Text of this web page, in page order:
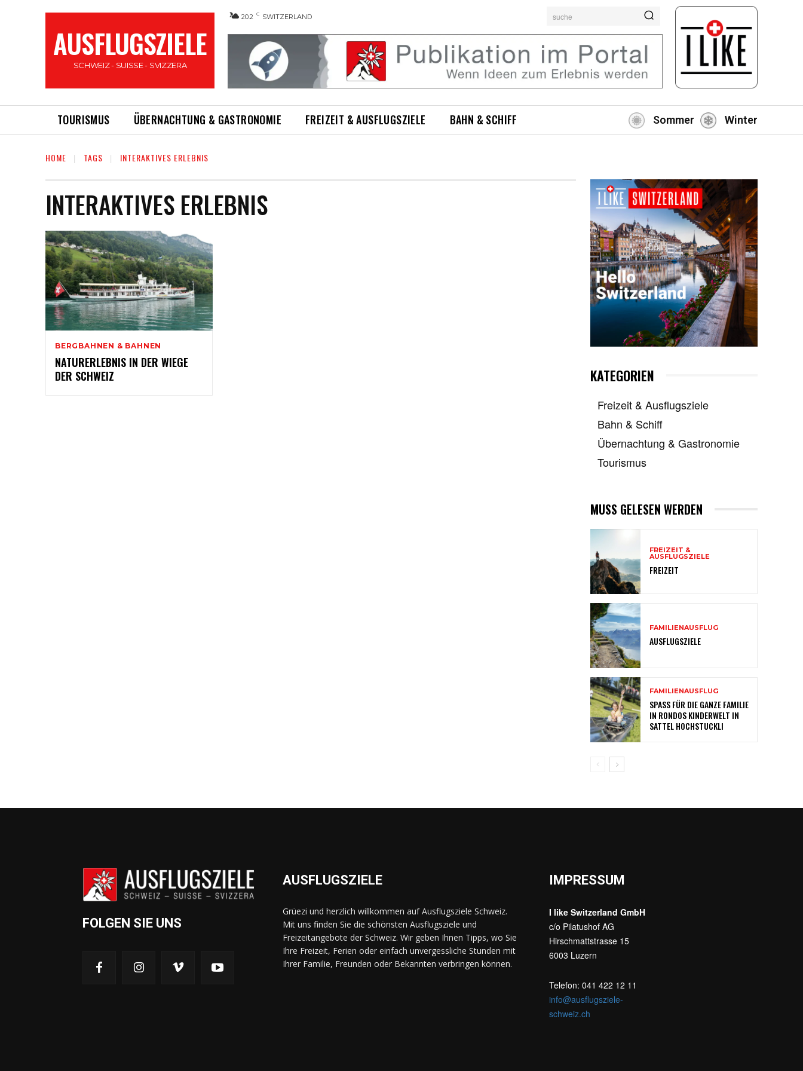
AUSFLUGSZIELE
SCHWEIZ - SUISSE - SVIZZERA
20.2 C SWITZERLAND suche
TOURISMUS ÜBERNACHTUNG & GASTRONOMIE FREIZEIT & AUSFLUGSZIELE BAHN & SCHIFF Sommer Winter
HOME TAGS INTERAKTIVES ERLEBNIS
INTERAKTIVES ERLEBNIS
BERGBAHNEN & BAHNEN
NATURERLEBNIS IN DER WIEGE
DER SCHWEIZ
KATEGORIEN
Freizeit & Ausflugsziele
Bahn & Schiff
Übernachtung & Gastronomie
Tourismus
MUSS GELESEN WERDEN
FREIZEIT &
AUSFLUGSZIELE
FREIZEIT
FAMILIENAUSFLUG
AUSFLUGSZIELE
FAMILIENAUSFLUG
SPASS FÜR DIE GANZE FAMILIE
IN RONDOS KINDERWELT IN
SATTEL HOCHSTUCKLI
FOLGEN SIE UNS
AUSFLUGSZIELE
Grüezi und herzlich willkommen auf Ausflugsziele Schweiz.
Mit uns finden Sie die schönsten Ausflugsziele und
Freizeitangebote der Schweiz. Wir geben Ihnen Tipps, wo Sie
Ihre Freizeit, Ferien oder einfach unvergessliche Stunden mit
Ihrer Familie, Freunden oder Bekannten verbringen können.
IMPRESSUM
I like Switzerland GmbH
c/o Pilatushof AG
Hirschmattstrasse 15
6003 Luzern
Telefon: 041 422 12 11
info@ausflugsziele-
schweiz.ch